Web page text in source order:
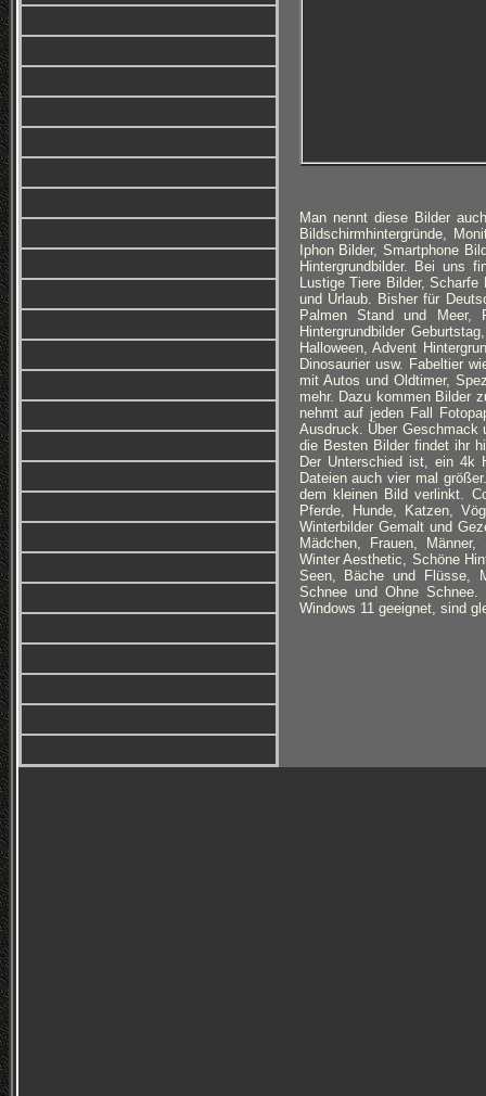
Man nennt diese Bilder
Bildschirmhintergründe,
Iphon Bilder, Smartphone
Hintergrundbilder. Bei uns
Lustige Tiere Bilder,
und Urlaub. Bisher für
Palmen Stand und Meer,
Hintergrundbilder
Halloween, Advent
Dinosaurier usw. Fabeltier
mit Autos und Oldtimer,
mehr. Dazu kommen Bilder
nehmt auf jeden Fall
Ausdruck. Über Geschmack
die Besten Bilder findet ihr
Der Unterschied ist, ein 4k
Dateien auch vier mal
dem kleinen Bild verlinkt.
Pferde, Hunde, Katzen,
Winterbilder Gemalt und
Mädchen, Frauen,
Winter Aesthetic, Schöne
Seen, Bäche und Flüsse,
Schnee und Ohne Schnee.
Windows 11 geeignet, sind